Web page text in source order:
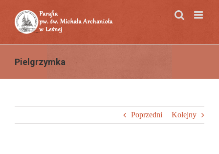
zawartości
Pielgrzymka
Poprzedni Kolejny